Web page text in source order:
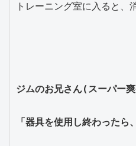
トレーニング室に入ると、
ジムのお兄さん(スーパー
「器具を使用し終わったら